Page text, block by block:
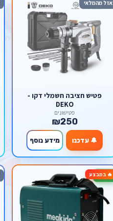
אזל מהמלאי
פטיש חציבה חשמלי דקו -
DEKO
פטישונים
₪250
🔔 עדכנו מידע נוסף
🔥 במבצע-64%